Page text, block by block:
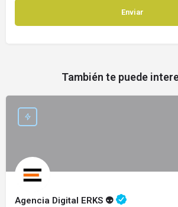
También te puede
Agencia Digital ERKS 👽